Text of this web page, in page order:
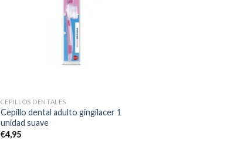
CEPILLOS DENTALES
Cepillo dental adulto gingilacer 1
unidad suave
€4,95